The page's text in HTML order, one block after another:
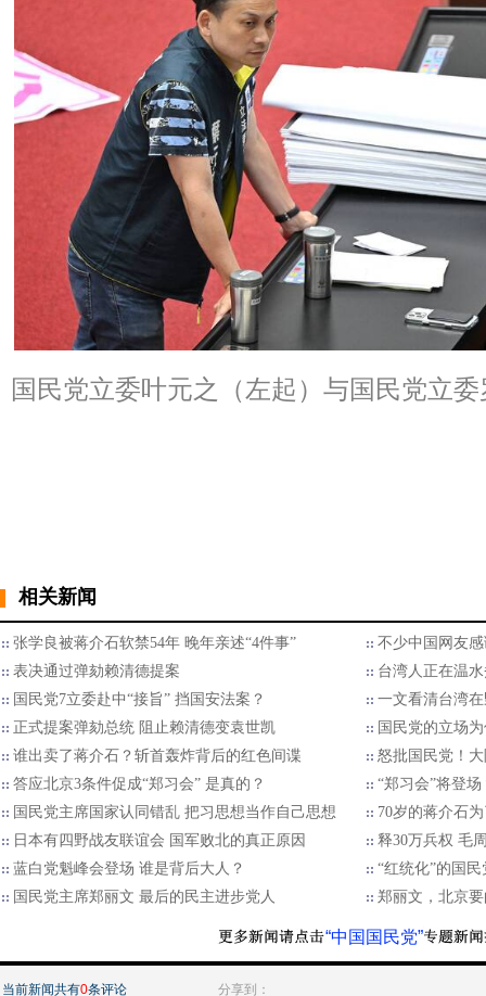
国民党立委叶元之（左起）与国民党立
相关新闻
张学良被蒋介石软禁54年 晚年亲述“4件事”
不少中国网友
表决通过弹劾赖清德提案
台湾人正在温
国民党7立委赴中“接旨” 挡国安法案？
一文看清台湾
正式提案弹劾总统 阻止赖清德变袁世凯
国民党的立场
谁出卖了蒋介石？斩首轰炸背后的红色间谍
怒批国民党！
答应北京3条件促成“郑习会” 是真的？
“郑习会”将登
国民党主席国家认同错乱 把习思想当作自己思想
70岁的蒋介石
日本有四野战友联谊会 国军败北的真正原因
释30万兵权 毛
蓝白党魁峰会登场 谁是背后大人？
“红统化”的国
国民党主席郑丽文 最后的民主进步党人
郑丽文，北京
“中国国民党”
当前新闻共有0条评论 分享到：